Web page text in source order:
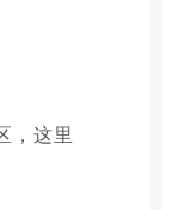
，这里